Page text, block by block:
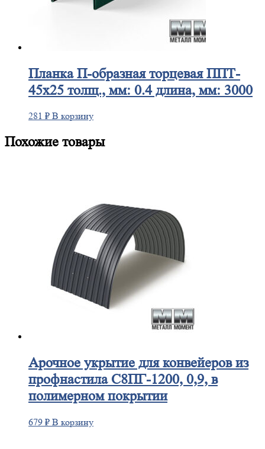
ПланкаП-образная торцевая ППТ-
45х25 толщ., мм: 0.4 длина, мм: 3000
281 ₽ В корзину
Похожие товары
Арочное укрытие для конвейеров из
профнастила С8ПГ-1200, 0,9, в
полимерном покрытии
679 ₽ В корзину